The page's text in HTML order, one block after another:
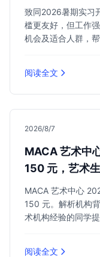
致同2026暑期实习
槛更友好，但工作
机会及适合人群，
阅读全文
2026/8/7
MACA 艺术中
150 元，艺术
MACA 艺术中心
150 元。解析机构
术机构经验的同学提
阅读全文